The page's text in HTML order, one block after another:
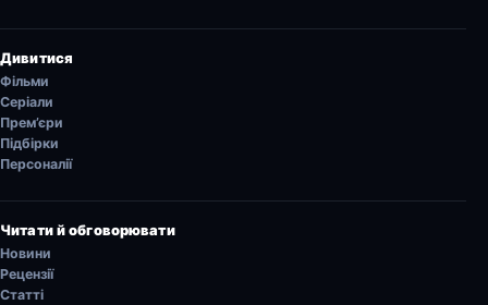
Дивитися
Фільми
Серіали
Прем’єри
Підбірки
Персоналії
Читати й обговорювати
Новини
Рецензії
Статті